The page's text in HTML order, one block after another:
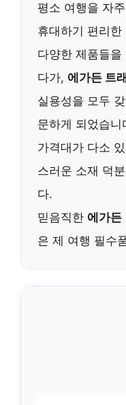
평소 여행을 자
휴대하기 편리
다양한 제품들
다가, 에가든 트
실용성을 모두
문하게 되었습니
가격대가 다소
스러운 소재 덕
다.
믿음직한 에가든
은 제 여행 필수